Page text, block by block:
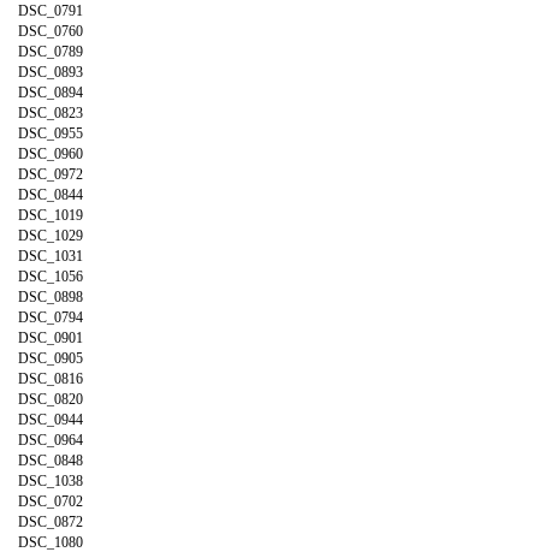
DSC_0791
DSC_0760
DSC_0789
DSC_0893
DSC_0894
DSC_0823
DSC_0955
DSC_0960
DSC_0972
DSC_0844
DSC_1019
DSC_1029
DSC_1031
DSC_1056
DSC_0898
DSC_0794
DSC_0901
DSC_0905
DSC_0816
DSC_0820
DSC_0944
DSC_0964
DSC_0848
DSC_1038
DSC_0702
DSC_0872
DSC_1080